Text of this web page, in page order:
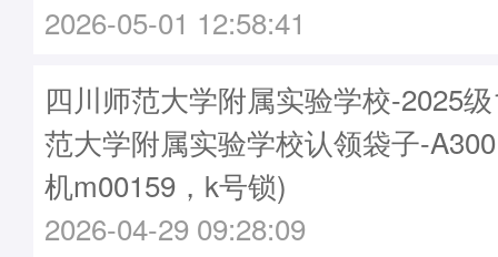
2026-05-01 12:58:41
四川师范大学附属实验学校-2025
范大学附属实验学校认领袋子-
机m00159，k号锁)
2026-04-29 09:28:09